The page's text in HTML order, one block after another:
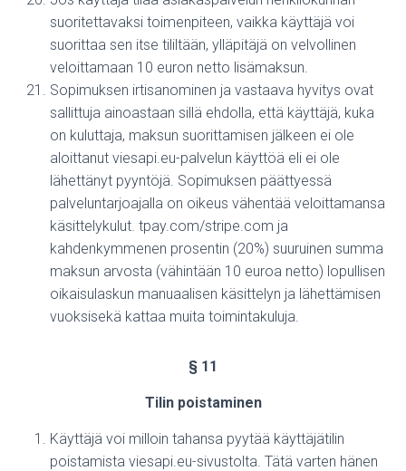
suoritettavaksi toimenpiteen, vaikka käyttäjä voi
suorittaa sen itse tililtään, ylläpitäjä on velvollinen
veloittamaan 10 euron netto lisämaksun.
Sopimuksen irtisanominen ja vastaava hyvitys ovat
sallittuja ainoastaan sillä ehdolla, että käyttäjä, kuka
on kuluttaja, maksun suorittamisen jälkeen ei ole
aloittanut viesapi.eu-palvelun käyttöä eli ei ole
lähettänyt pyyntöjä. Sopimuksen päättyessä
palveluntarjoajalla on oikeus vähentää veloittamansa
käsittelykulut. tpay.com/stripe.com ja
kahdenkymmenen prosentin (20%) suuruinen summa
maksun arvosta (vähintään 10 euroa netto) lopullisen
oikaisulaskun manuaalisen käsittelyn ja lähettämisen
vuoksisekä kattaa muita toimintakuluja.
§ 11
Tilin poistaminen
Käyttäjä voi milloin tahansa pyytää käyttäjätilin
poistamista viesapi.eu-sivustolta. Tätä varten hänen